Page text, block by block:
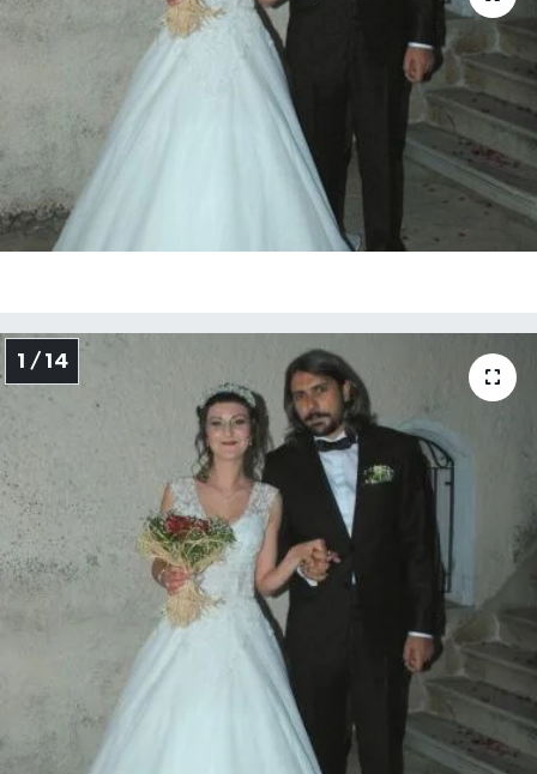
1 / 14
Son Dakika Haberleri
Haber Arşivi